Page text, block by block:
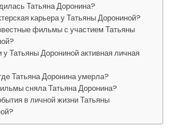
Татьяна Доронина?
карьера у Татьяны Дорониной?
фильмы с участием Татьяны
Татьяны Дорониной активная личная
Татьяна Доронина умерла?
сняла Татьяна Доронина?
в личной жизни Татьяны